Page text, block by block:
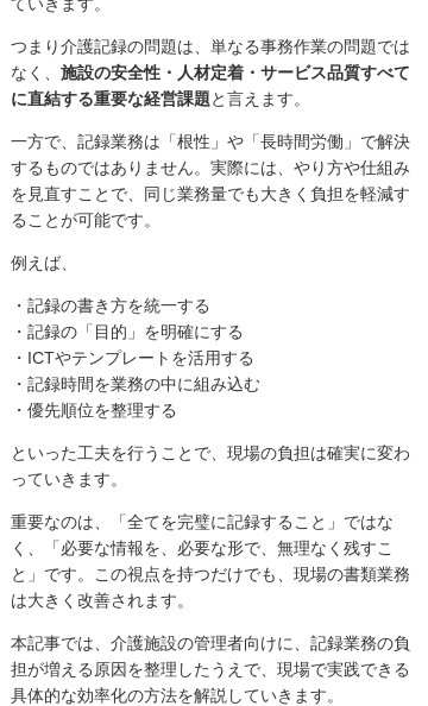
つまり介護記録の問題は、単なる事務作業の問題では
なく、 施設の安全性・人材定着・サービス品質すべて
に直結する重要な経営課題と言えます。
一方で、記録業務は「根性」や「長時間労働」で解決
するものではありません。実際には、やり方や仕組み
を見直すことで、同じ業務量でも大きく負担を軽減す
ることが可能です。
例えば、
・記録の書き方を統一する
・記録の「目的」を明確にする
・ICTやテンプレートを活用する
・記録時間を業務の中に組み込む
・優先順位を整理する
といった工夫を行うことで、現場の負担は確実に変わ
っていきます。
重要なのは、「全てを完璧に記録すること」ではな
く、「必要な情報を、必要な形で、無理なく残すこ
と」です。この視点を持つだけでも、現場の書類業務
は大きく改善されます。
本記事では、介護施設の管理者向けに、記録業務の負
担が増える原因を整理したうえで、現場で実践できる
具体的な効率化の方法を解説していきます。